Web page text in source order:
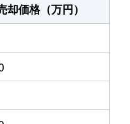
却価格（万円）